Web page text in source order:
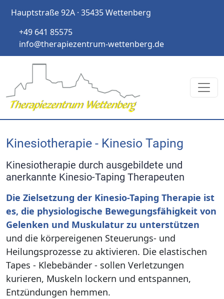
Hauptstraße 92A · 35435 Wettenberg
+49 641 85575
info@therapiezentrum-wettenberg.de
Kinesiotherapie - Kinesio Taping
Kinesiotherapie durch ausgebildete und
anerkannte Kinesio-Taping Therapeuten
Die Zielsetzung der Kinesio-Taping Therapie ist
es, die physiologische Bewegungsfähigkeit von
Gelenken und Muskulatur zu unterstützen
und die körpereigenen Steuerungs- und
Heilungsprozesse zu aktivieren. Die elastischen
Tapes - Klebebänder - sollen Verletzungen
kurieren, Muskeln lockern und entspannen,
Entzündungen hemmen.